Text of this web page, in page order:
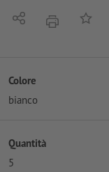
Condividistamparealla
Colore
bianco
Quantità
5